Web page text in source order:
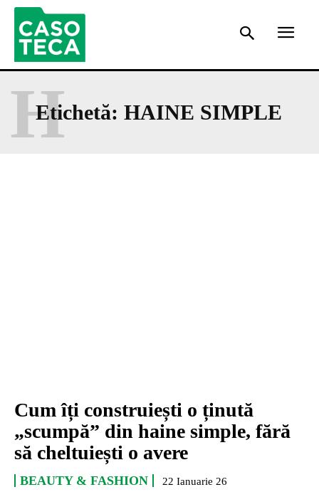
Etichetă: HAINE SIMPLE
H
Cum îți construiești o ținută
„scumpă” din haine simple, fără
să cheltuiești o avere
BEAUTY & FASHION 22 Ianuarie 26